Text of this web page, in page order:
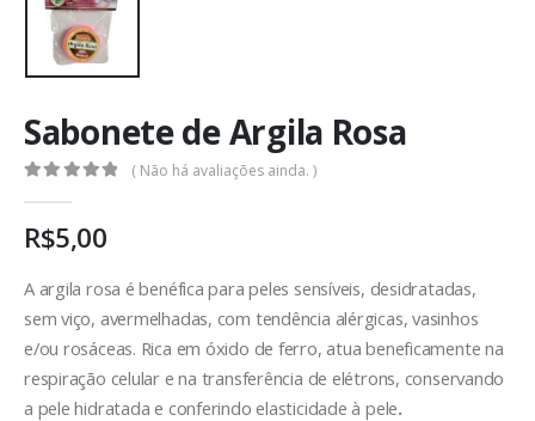
Sabonete de Argila Rosa
( Não há avaliações ainda. )
R$5,00
A argila rosa é benéfica para peles sensíveis, desidratadas,
sem viço, avermelhadas, com tendência alérgicas, vasinhos
e/ou rosáceas. Rica em óxido de ferro, atua beneficamente na
respiração celular e na transferência de elétrons, conservando
a pele hidratada e conferindo elasticidade à pele.